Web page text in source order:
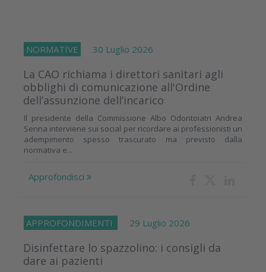
NORMATIVE 30 Luglio 2026
La CAO richiama i direttori sanitari agli
obblighi di comunicazione all'Ordine
dell’assunzione dell’incarico
Il presidente della Commissione Albo Odontoiatri Andrea
Senna interviene sui social per ricordare ai professionisti un
adempimento spesso trascurato ma previsto dalla
normativa e...
Approfondisci
APPROFONDIMENTI 29 Luglio 2026
Disinfettare lo spazzolino: i consigli da
dare ai pazienti